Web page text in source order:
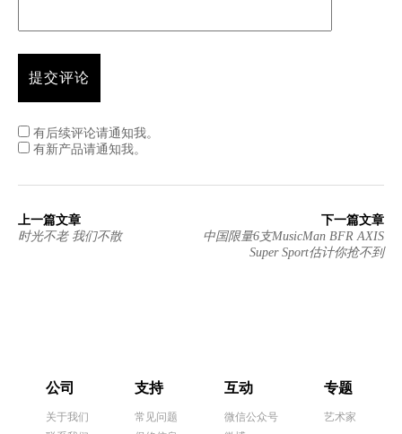
有后续评论请通知我。
有新产品请通知我。
上一篇文章
时光不老 我们不散
下一篇文章
中国限量6支MusicMan BFR AXIS
Super Sport估计你抢不到
公司
关于我们
支持
常见问题
互动
微信公众号
专题
艺术家